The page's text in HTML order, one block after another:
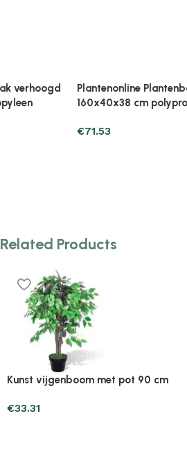
Plantenonline Plantenbak verhoogd
160x40x38 cm polypropyleen
Related Products
Plantenonline 2-delige
lavendel 30 cm